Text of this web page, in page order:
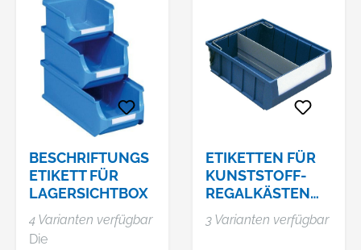
BESCHRIFTUNGS
ETIKETT FÜR
LAGERSICHTBOX
4 Varianten verfügbar
Die
ETIKETTEN FÜR
KUNSTSTOFF-
REGALKÄSTEN
(ZUBEHÖR)
3 Varianten verfügbar